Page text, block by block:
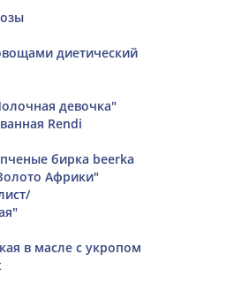
диетический
девочка"
Rendi
бирка beerka
Африки"
в масле с укропом